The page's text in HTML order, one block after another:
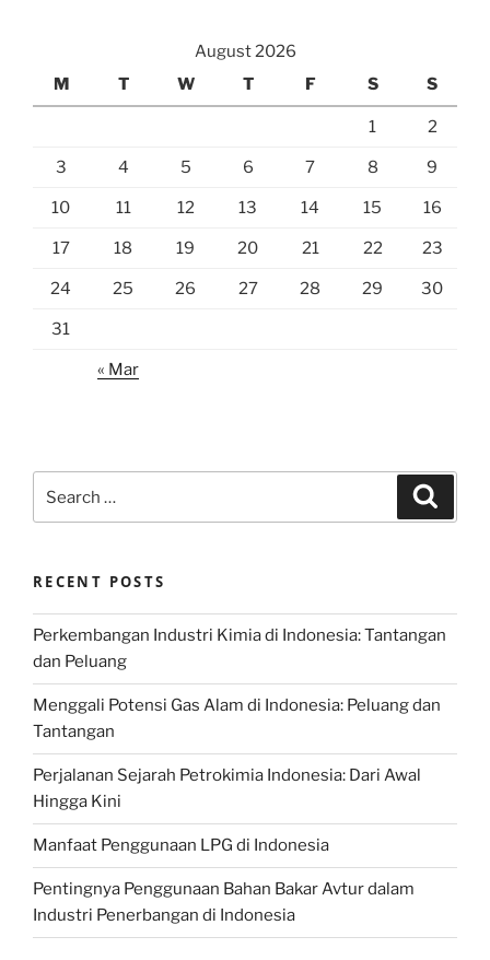
August 2026
M
T W T F S S
1 2
3 4 5 6 7 8 9
10 11 12 13 14 15 16
17 18 19 20 21 22 23
24 25 26 27 28 29 30
31
« Mar
for:
RECENT POSTS
Perkembangan Industri Kimia di Indonesia: Tantangan
dan Peluang
Menggali Potensi Gas Alam di Indonesia: Peluang dan
Tantangan
Perjalanan Sejarah Petrokimia Indonesia: Dari Awal
Hingga Kini
Manfaat Penggunaan LPG di Indonesia
Pentingnya Penggunaan Bahan Bakar Avtur dalam
Industri Penerbangan di Indonesia